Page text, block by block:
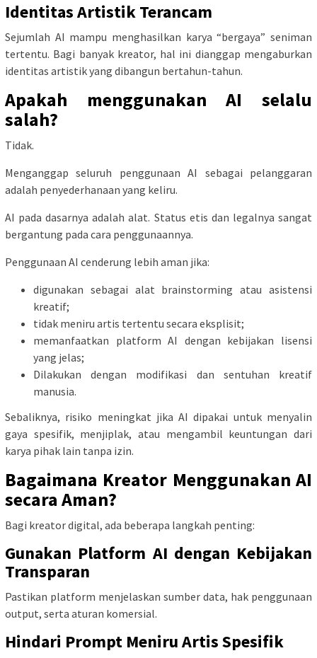
Identitas Artistik Terancam
Sejumlah AI mampu menghasilkan karya “bergaya” seniman
tertentu. Bagi banyak kreator, hal ini dianggap mengaburkan
identitas artistik yang dibangun bertahun-tahun.
Apakah menggunakan AI selalu
salah?
Tidak.
Menganggap seluruh penggunaan AI sebagai pelanggaran
adalah penyederhanaan yang keliru.
AI pada dasarnya adalah alat. Status etis dan legalnya sangat
bergantung pada cara penggunaannya.
Penggunaan AI cenderung lebih aman jika:
digunakan sebagai alat brainstorming atau asistensi
kreatif;
tidak meniru artis tertentu secara eksplisit;
memanfaatkan platform AI dengan kebijakan lisensi
yang jelas;
Dilakukan dengan modifikasi dan sentuhan kreatif
manusia.
Sebaliknya, risiko meningkat jika AI dipakai untuk menyalin
gaya spesifik, menjiplak, atau mengambil keuntungan dari
karya pihak lain tanpa izin.
Bagaimana Kreator Menggunakan AI
secara Aman?
Bagi kreator digital, ada beberapa langkah penting:
Gunakan Platform AI dengan Kebijakan
Transparan
Pastikan platform menjelaskan sumber data, hak penggunaan
output, serta aturan komersial.
Hindari Prompt Meniru Artis Spesifik